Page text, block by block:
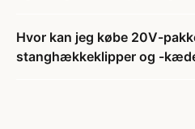
Hvor kan jeg købe 20V-
stanghækkeklipper og -